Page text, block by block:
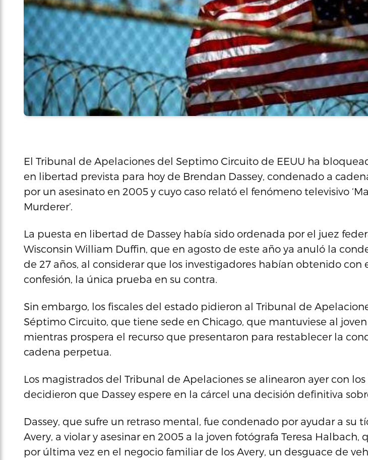
El Tribunal de Apelaciones del Septimo Circuito de EEUU ha
en libertad prevista para hoy de Brendan Dassey, condenado a
por un asesinato en 2005 y cuyo caso relató el fenómeno televisivo
Murderer’.
La puesta en libertad de Dassey había sido ordenada por el juez
Wisconsin William Duffin, que en agosto de este año ya anuló la
de 27 años, al considerar que los investigadores habían obtenido con
confesión, la única prueba en su contra.
Sin embargo, los fiscales del estado pidieron al Tribunal de
Séptimo Circuito, que tiene sede en Chicago, que mantuviese al
mientras prospera el recurso que presentaron para restablecer la
cadena perpetua.
Los magistrados del Tribunal de Apelaciones se alinearon ayer con los
decidieron que Dassey espere en la cárcel una decisión definitiva
Dassey, que sufre un retraso mental, fue condenado por ayudar a su
Avery, a violar y asesinar en 2005 a la joven fotógrafa Teresa Halbach,
por última vez en el negocio familiar de los Avery, un desguace de